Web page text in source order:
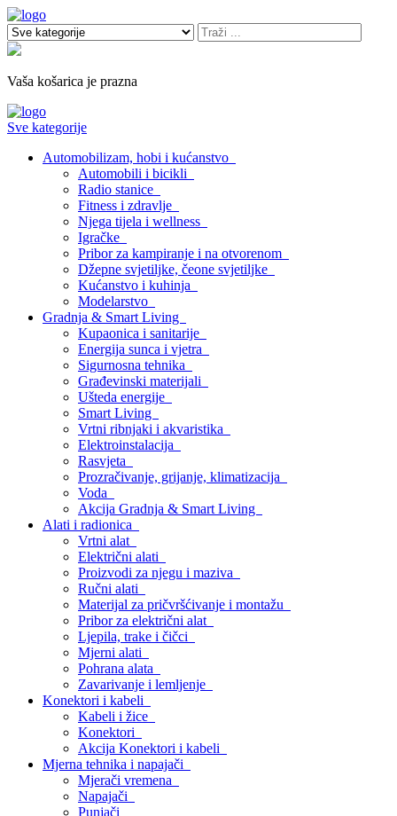
Vaša košarica je prazna
Sve kategorije
Automobilizam, hobi i kućanstvo
Automobili i bicikli
Radio stanice
Fitness i zdravlje
Njega tijela i wellness
Igračke
Pribor za kampiranje i na otvorenom
Džepne svjetiljke, čeone svjetiljke
Kućanstvo i kuhinja
Modelarstvo
Gradnja & Smart Living
Kupaonica i sanitarije
Energija sunca i vjetra
Sigurnosna tehnika
Građevinski materijali
Ušteda energije
Smart Living
Vrtni ribnjaki i akvaristika
Elektroinstalacija
Rasvjeta
Prozračivanje, grijanje, klimatizacija
Voda
Akcija Gradnja & Smart Living
Alati i radionica
Vrtni alat
Električni alati
Proizvodi za njegu i maziva
Ručni alati
Materijal za pričvršćivanje i montažu
Pribor za električni alat
Ljepila, trake i čičci
Mjerni alati
Pohrana alata
Zavarivanje i lemljenje
Konektori i kabeli
Kabeli i žice
Konektori
Akcija Konektori i kabeli
Mjerna tehnika i napajači
Mjerači vremena
Napajači
Punjači